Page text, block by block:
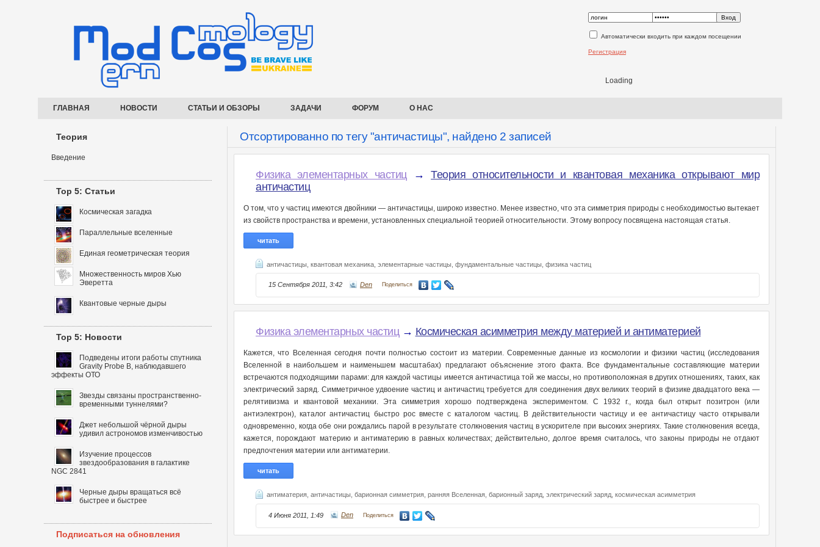
Автоматически входить при каждом посещении
Регистрация
Loading
ГЛАВНАЯ НОВОСТИ СТАТЬИ И ОБЗОРЫ ЗАДАЧИ ФОРУМ О НАС
Отсортированно по тегу "античастицы", найдено 2 записей
Физика элементарных частиц→Теория относительности и квантовая механика открывают мир
античастиц
О том, что у частиц имеются двойники — античастицы, широко известно. Менее известно, что эта симметрия природы с необходимостью вытекает
из свойств пространства и времени, установленных специальной теорией относительности. Этому вопросу посвящена настоящая статья.
читать
античастицы, квантовая механика, элементарные частицы, фундаментальные частицы, физика частиц
15 Сентября 2011, 3:42 Den Поделиться
Физика элементарных частиц→ Космическая асимметрия между материей и антиматерией
Кажется, что Вселенная сегодня почти полностью состоит из материи. Современные данные из космологии и физики частиц (исследования
Вселенной в наибольшем и наименьшем масштабах) предлагают объяснение этого факта. Все фундаментальные составляющие материи
встречаются подходящими парами: для каждой частицы имеется античастица той же массы, но противоположная в других отношениях, таких, как
электрический заряд. Симметричное удвоение частиц и античастиц требуется для соединения двух великих теорий в физике двадцатого века —
релятивизма и квантовой механики. Эта симметрия хорошо подтверждена экспериментом. С 1932 г., когда был открыт позитрон (или
антиэлектрон), каталог античастиц быстро рос вместе с каталогом частиц. В действительности частицу и ее античастицу часто открывали
одновременно, когда обе они рождались парой в результате столкновения частиц в ускорителе при высоких энергиях. Такие столкновения всегда,
кажется, порождают материю и антиматерию в равных количествах; действительно, долгое время считалось, что законы природы не отдают
предпочтения материи или антиматерии.
читать
антиматерия, античастицы, барионная симметрия, ранняя Вселенная, барионный заряд, электрический заряд, космическая асимметрия
4 Июня 2011, 1:49 Den Поделиться
Теория
Введение
Top 5: Статьи
Космическая загадка
Параллельные вселенные
Единая геометрическая теория
Множественность миров Хью
Эверетта
Квантовые черные дыры
Top 5: Новости
Подведены итоги работы спутника
Gravity Probe B, наблюдавшего
эффекты ОТО
Звезды связаны пространственно-
временными туннелями?
Джет небольшой чёрной дыры
удивил астрономов изменчивостью
Изучение процессов
звездообразования в галактике
NGC 2841
Черные дыры вращаться всё
быстрее и быстрее
Подписаться на обновления